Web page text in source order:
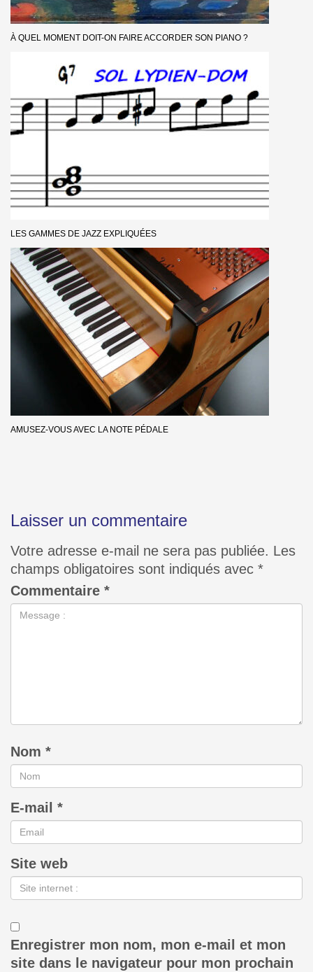
À QUEL MOMENT DOIT-ON FAIRE ACCORDER SON PIANO ?
LES GAMMES DE JAZZ EXPLIQUÉES
AMUSEZ-VOUS AVEC LA NOTE PÉDALE
Laisser un commentaire
Votre adresse e-mail ne sera pas publiée. Les
champs obligatoires sont indiqués avec *
Commentaire *
Nom *
E-mail *
Site web
Enregistrer mon nom, mon e-mail et mon
site dans le navigateur pour mon prochain